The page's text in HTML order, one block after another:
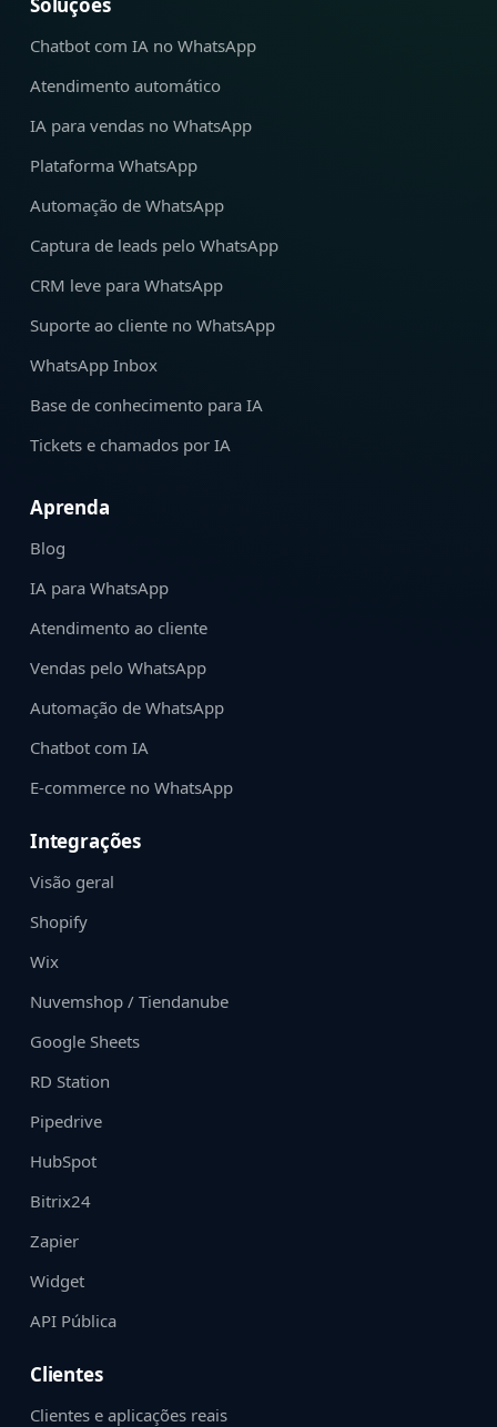
Chatbot com IA no WhatsApp
Atendimento automático
IA para vendas no WhatsApp
Plataforma WhatsApp
Automação de WhatsApp
Captura de leads pelo WhatsApp
CRM leve para WhatsApp
Suporte ao cliente no WhatsApp
WhatsApp Inbox
Base de conhecimento para IA
Tickets e chamados por IA
Aprenda
Blog
IA para WhatsApp
Atendimento ao cliente
Vendas pelo WhatsApp
Automação de WhatsApp
Chatbot com IA
E-commerce no WhatsApp
Integrações
Visão geral
Shopify
Wix
Nuvemshop / Tiendanube
Google Sheets
RD Station
Pipedrive
HubSpot
Bitrix24
Zapier
Widget
API Pública
Clientes
Clientes e aplicações reais